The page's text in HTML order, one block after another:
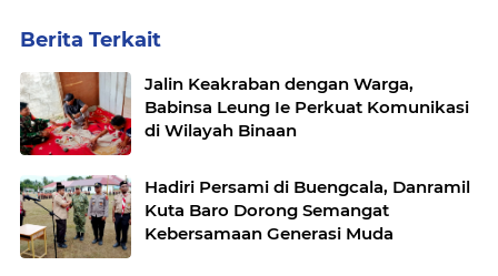
Berita Terkait
Jalin Keakraban dengan Warga,
Babinsa Leung Ie Perkuat Komunikasi
di Wilayah Binaan
Hadiri Persami di Buengcala, Danramil
Kuta Baro Dorong Semangat
Kebersamaan Generasi Muda